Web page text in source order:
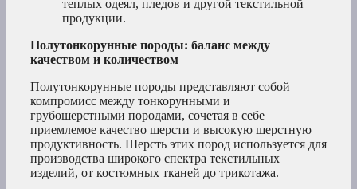
теплых одеял, пледов и другой текстильной
продукции.
Полутонкорунные породы: баланс между
качеством и количеством
Полутонкорунные породы представляют собой
компромисс между тонкорунными и
грубошерстными породами, сочетая в себе
приемлемое качество шерсти и высокую шерстную
продуктивность. Шерсть этих пород используется для
производства широкого спектра текстильных
изделий, от костюмных тканей до трикотажа.